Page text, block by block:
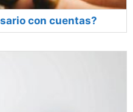
con cuentas?